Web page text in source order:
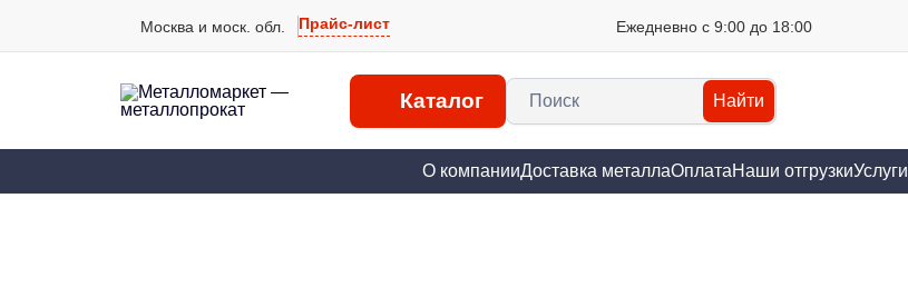
Москва и моск. обл. Прайс-лист Ежедневно с 9:00 до 18:00
Каталог Найти
О компанииДоставка металлаОплатаНаши отгрузкиУслуги